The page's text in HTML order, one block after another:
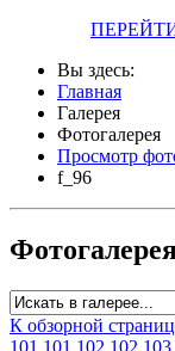
Вы здесь:
Главная
Галерея
Фотогалерея
Просмотр
f_96
К обзорной
101 101 102 102 103